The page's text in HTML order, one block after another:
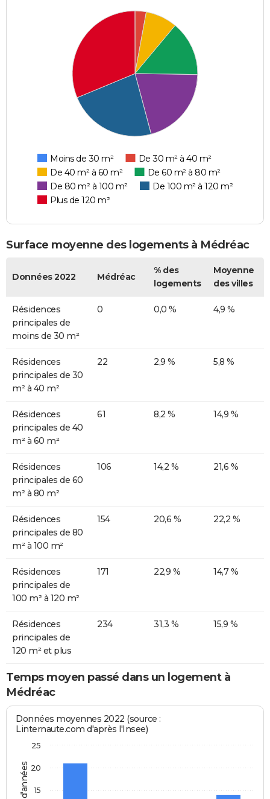
Moins de 30 m²
De 30 m² à 40 m²
De 40 m² à 60 m²
De 60 m² à 80 m²
De 80 m² à 100 m²
De 100 m² à 120 m²
Plus de 120 m²
Surface moyenne des logements à Médréac
Données 2022 Médréac
% des
logements
Moyenne
des villes
Résidences
principales de
moins de 30 m²
0 0,0 % 4,9 %
Résidences
principales de 30
m² à 40 m²
22 2,9 % 5,8 %
Résidences
principales de 40
m² à 60 m²
61 8,2 % 14,9 %
Résidences
principales de 60
m² à 80 m²
106 14,2 % 21,6 %
Résidences
principales de 80
m² à 100 m²
154 20,6 % 22,2 %
Résidences
principales de
100 m² à 120 m²
171 22,9 % 14,7 %
Résidences
principales de
120 m² et plus
234 31,3 % 15,9 %
Temps moyen passé dans un logement à
Médréac
Données moyennes 2022 (source :
Linternaute.com d'après l'Insee)
15
20
25